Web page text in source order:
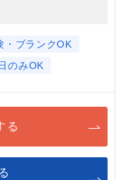
・ブランクOK
のみOK
る